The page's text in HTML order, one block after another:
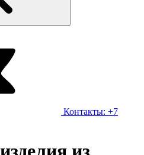
Контакты: +7